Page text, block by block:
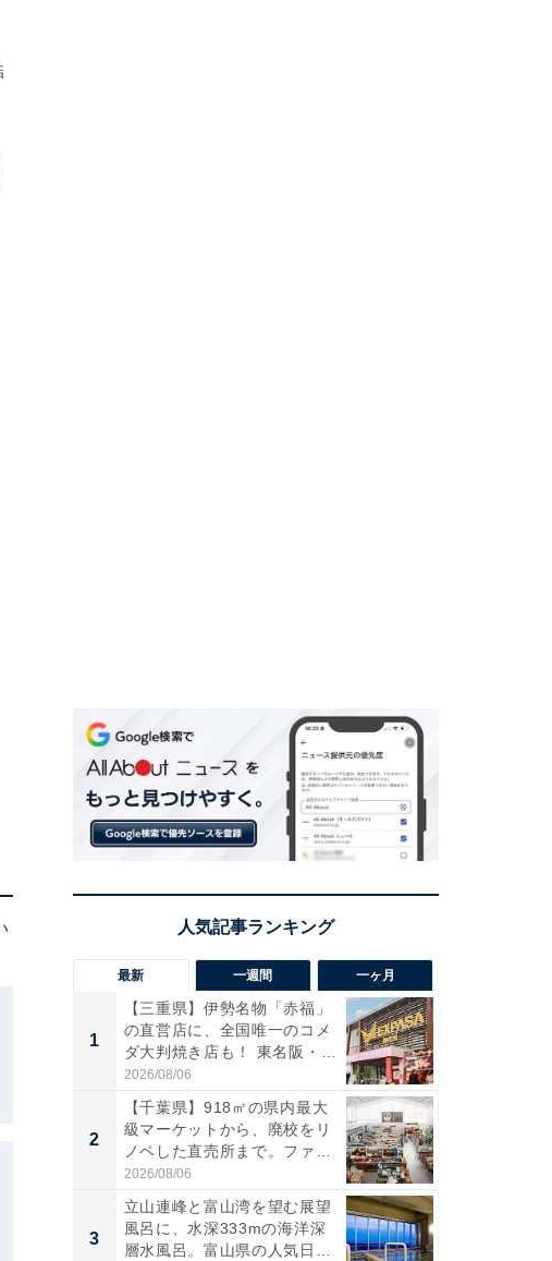
最新 一週間 一ヶ月
1
【三重県】伊勢名物「赤福」
の直営店に、全国唯一のコメ
ダ大判焼き店も！ 東名阪・
伊...
2026/08/06
2
【千葉県】918㎡の県内最大
級マーケットから、廃校をリ
ノベした直売所まで。ファ
ー...
2026/08/06
3
立山連峰と富山湾を望む展望
風呂に、水深333mの海洋深
層水風呂。富山県の人気日